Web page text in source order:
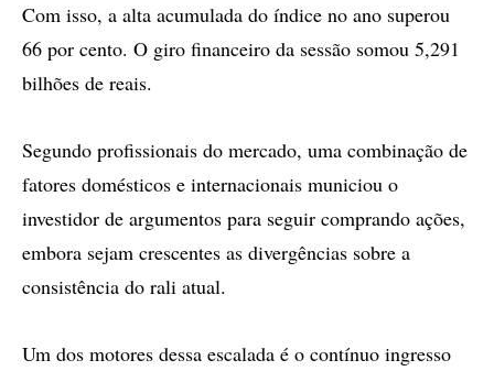
Com isso, a alta acumulada do índice no ano superou
66 por cento. O giro financeiro da sessão somou 5,291
bilhões de reais.
Segundo profissionais do mercado, uma combinação de
fatores domésticos e internacionais municiou o
investidor de argumentos para seguir comprando ações,
embora sejam crescentes as divergências sobre a
consistência do rali atual.
Um dos motores dessa escalada é o contínuo ingresso